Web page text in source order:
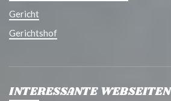
Gericht
Gerichtshof
INTERESSANTE WEBSEITEN